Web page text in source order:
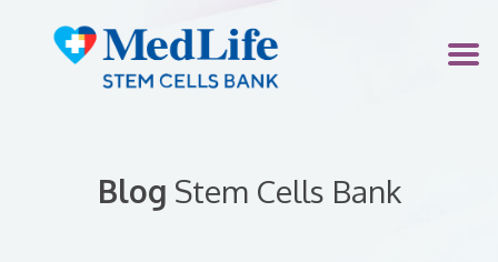
Blog Stem Cells Bank